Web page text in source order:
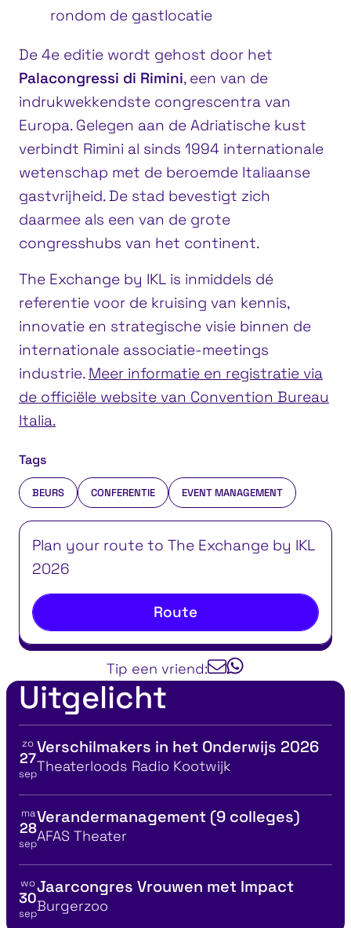
rondom de gastlocatie
De 4e editie wordt gehost door het
Palacongressi di Rimini, een van de
indrukwekkendste congrescentra van
Europa. Gelegen aan de Adriatische kust
verbindt Rimini al sinds 1994 internationale
wetenschap met de beroemde Italiaanse
gastvrijheid. De stad bevestigt zich
daarmee als een van de grote
congresshubs van het continent.
The Exchange by IKL is inmiddels dé
referentie voor de kruising van kennis,
innovatie en strategische visie binnen de
internationale associatie-meetings
industrie. Meer informatie en registratie via
de officiële website van Convention Bureau
Italia.
Tags
BEURS CONFERENTIE EVENT MANAGEMENT
Plan your route to The Exchange by IKL
2026
Route
Tip een vriend:
Uitgelicht
Bekijk details voor
zo
27
sep
Verschilmakers in het Onderwijs 2026
Locatie
Theaterloods Radio Kootwijk
Bekijk details voor
ma
28
sep
Verandermanagement (9 colleges)
Locatie
AFAS Theater
Bekijk details voor
wo
30
sep
Jaarcongres Vrouwen met Impact
Locatie
Burgerzoo